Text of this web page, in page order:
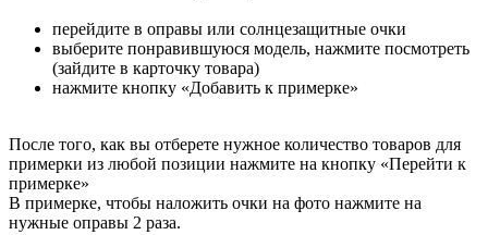
перейдите в оправы или солнцезащитные очки
выберите понравившуюся модель, нажмите посмотреть
(зайдите в карточку товара)
нажмите кнопку «Добавить к примерке»
После того, как вы отберете нужное количество товаров для
примерки из любой позиции нажмите на кнопку «Перейти к
примерке»
В примерке, чтобы наложить очки на фото нажмите на
нужные оправы 2 раза.